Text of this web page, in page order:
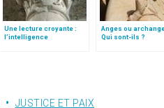
Une lecture croyante :
l’intelligence
Anges ou
Qui sont-ils ?
JUSTICE ET PAIX